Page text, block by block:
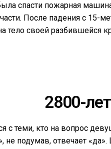
спасти пожарная
части. После падения с
тело своей разбившейся
2800-
с теми, кто на вопрос
не подумав, отвечает